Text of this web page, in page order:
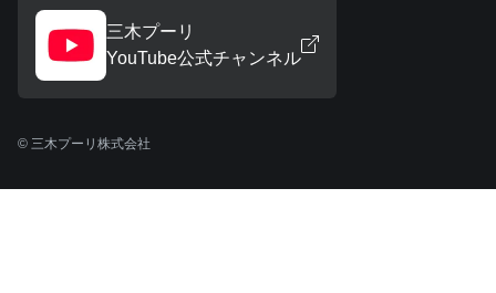
三木プーリ
YouTube公式チャンネル
© 三木プーリ株式会社